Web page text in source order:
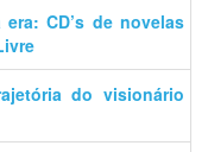
CD’s de novelas
do visionário